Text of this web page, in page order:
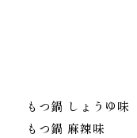
もつ鍋 しょうゆ味
もつ鍋 麻辣味